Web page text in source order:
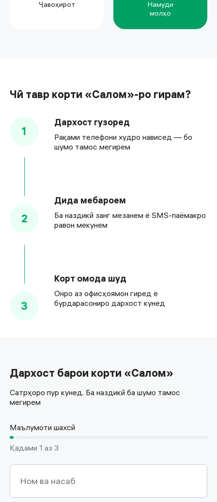
Ҷавоҳирот
Намуди
молҳо
Чӣ тавр корти «Салом»-ро гирам?
1
2
3
Дархост гузоред
Рақами телефони худро нависед — бо
шумо тамос мегирем
Дида мебароем
Ба наздикӣ занг мезанем ё SMS-паёмакро
равон мекунем
Корт омода шуд
Онро аз офисҳоямон гиред ё
бурдарасониро дархост кунед
Дархост барои корти «Салом»
Сатрҳоро пур кунед. Ба наздикӣ ба шумо тамос
мегирем
Маълумоти шахсӣ
Қадами 1 аз 3
Ном ва насаб
Ном ва насаб